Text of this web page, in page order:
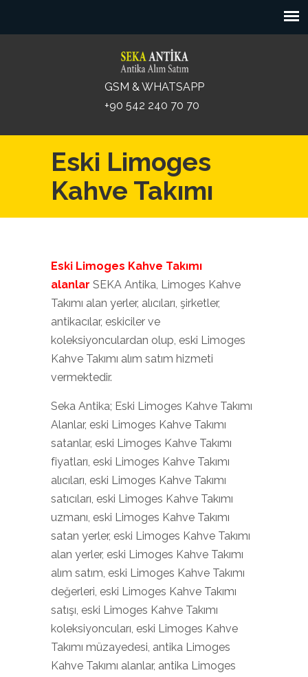
GSM & WHATSAPP
+90 542 240 70 70
Eski Limoges
Kahve Takımı
Eski Limoges Kahve Takımı
alanlar SEKA Antika, Limoges Kahve
Takımı alan yerler, alıcıları, şirketler,
antikacılar, eskiciler ve
koleksiyonculardan olup, eski Limoges
Kahve Takımı alım satım hizmeti
vermektedir.
Seka Antika; Eski Limoges Kahve Takımı
Alanlar, eski Limoges Kahve Takımı
satanlar, eski Limoges Kahve Takımı
fiyatları, eski Limoges Kahve Takımı
alıcıları, eski Limoges Kahve Takımı
satıcıları, eski Limoges Kahve Takımı
uzmanı, eski Limoges Kahve Takımı
satan yerler, eski Limoges Kahve Takımı
alan yerler, eski Limoges Kahve Takımı
alım satım, eski Limoges Kahve Takımı
değerleri, eski Limoges Kahve Takımı
satışı, eski Limoges Kahve Takımı
koleksiyoncuları, eski Limoges Kahve
Takımı müzayedesi, antika Limoges
Kahve Takımı alanlar, antika Limoges